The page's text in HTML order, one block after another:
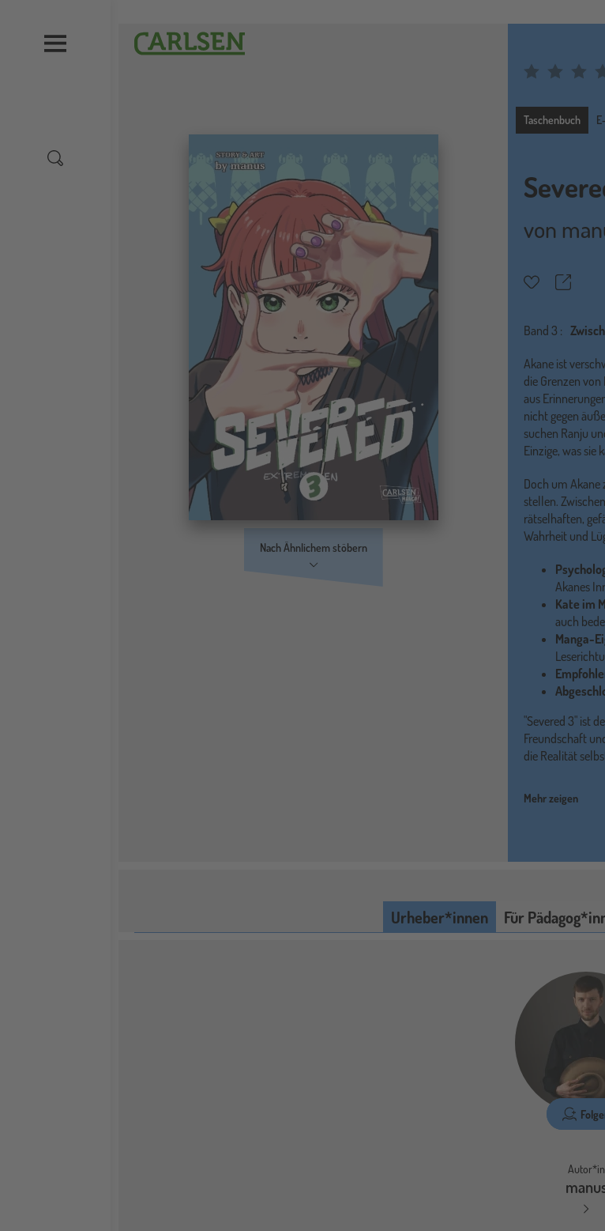
Carlsen
Nach Ähnlichem stöbern
Average Rating:
Taschenbuch
Taschenbuch
von
MerkzettelTeilen
Band 3 :
Akane ist
die Grenzen
aus
nicht gegen
suchen Ranju
Einzige, was sie
Doch um Akane
stellen.
rätselhaften,
Wahrheit und
Akanes
Kate im
auch
Manga-
"Severed 3" ist
Freundschaft
die Realität
Mehr zeigen
Urheber*innen Für
Autor*in